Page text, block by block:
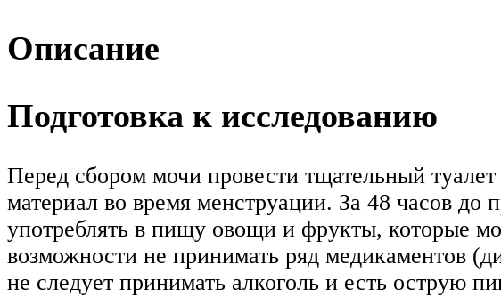
Описание
Подготовка к исследованию
Перед сбором мочи провести тщательный
материал во время менструации. За 48 часов до
употреблять в пищу овощи и фрукты, которые
возможности не принимать ряд медикаментов
не следует принимать алкоголь и есть острую